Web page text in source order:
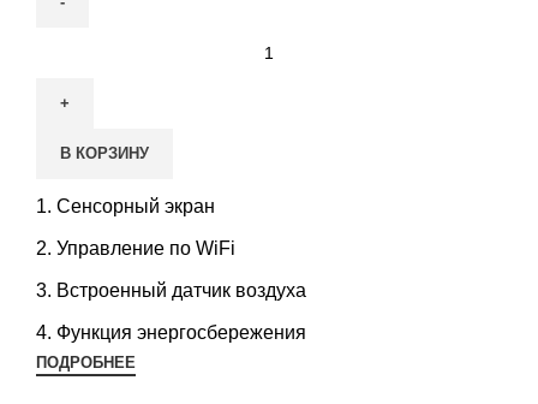
Программируемый
ТСВ КОРЗИНУ
Сенсорный экран
Управление по WiFi
Встроенный датчик воздуха
Функция энергосбережения
ПОДРОБНЕЕ